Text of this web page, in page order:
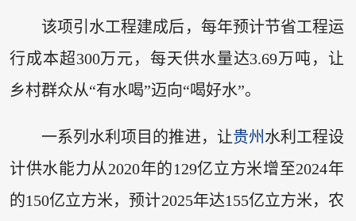
该项引水工程建成后，每年预计节省工程运
行成本超300万元，每天供水量达3.69万吨，让
乡村群众从“有水喝”迈向“喝好水”。
一系列水利项目的推进，让贵州 水利工程设
计供水能力从2020年的129亿立方米增至2024年
的150亿立方米，预计2025年达155亿立方米，农